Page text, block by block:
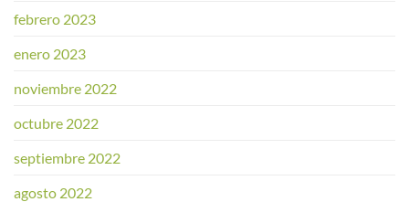
febrero 2023
enero 2023
noviembre 2022
octubre 2022
septiembre 2022
agosto 2022